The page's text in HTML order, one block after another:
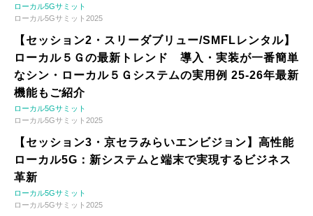
ローカル5Gサミット
ローカル5Gサミット2025
【セッション2・スリーダブリュー/SMFLレンタル】
ローカル５Ｇの最新トレンド 導入・実装が一番簡単
なシン・ローカル５Ｇシステムの実用例 25-26年最新
機能もご紹介
ローカル5Gサミット
ローカル5Gサミット2025
【セッション3・京セラみらいエンビジョン】高性能
ローカル5G：新システムと端末で実現するビジネス
革新
ローカル5Gサミット
ローカル5Gサミット2025